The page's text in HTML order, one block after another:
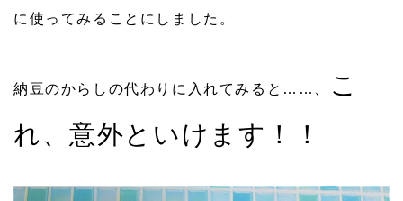
に使ってみることにしました。
納豆のからしの代わりに入れてみると……、
こ
れ、意外といけます！！